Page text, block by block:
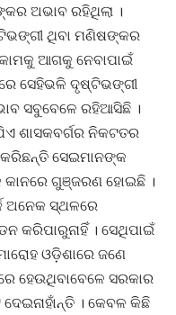
ଅଭାବ ରହିଥିଲା ।
ଥିବା ମଣିଷଙ୍କର
ଆଗକୁ ନେବାପାଇଁ
ସେହିଭଳି ଦୃଷ୍ଟିଭଙ୍ଗୀ
ସବୁବେଳେ ରହିଆସିଛି ।
ଶାସକବର୍ଗର ନିକଟତର
ସେଇମାନଙ୍କ
କାନରେ ଗୁଞ୍ଜରଣ ହୋଇଛି ।
ଅନେକ ସ୍ଥଳରେ
କରିପାରୁନାହିଁ । ସେଥିପାଇଁ
ଓଡ଼ିଶାରେ ଜଣେ
ହେଉଥିବାବେଳେ ସରକାର
। କେବଳ କିଛି